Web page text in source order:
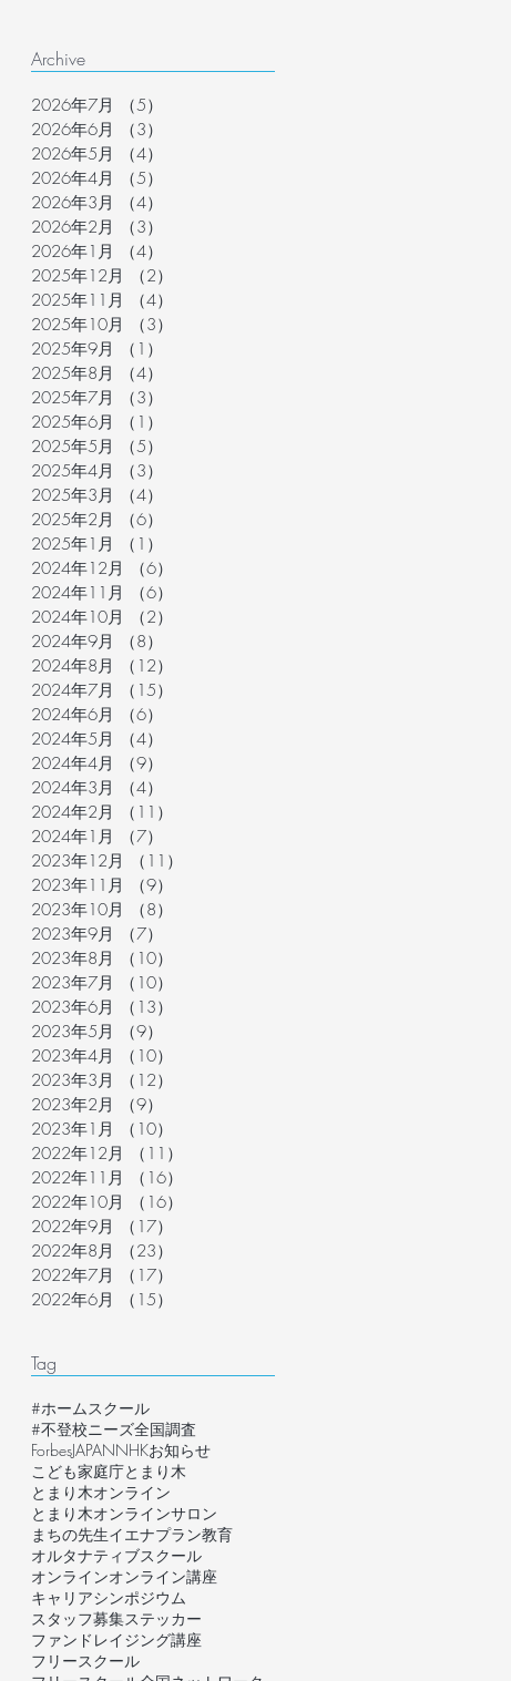
Archive
2026年7月 （5）
2026年6月
（3）
2026年5月
（4）
2026年4月
（5）
2026年3月
（4）
2026年2月
（3）
2026年1月
（4）
2025年12月
（2）
2025年11月
（4）
2025年10月
（3）
2025年9月
（1）
2025年8月
（4）
2025年7月
（3）
2025年6月
（1）
2025年5月
（5）
2025年4月
（3）
2025年3月
（4）
2025年2月
（6）
2025年1月
（1）
2024年12月
（6）
2024年11月
（6）
2024年10月
（2）
2024年9月
（8）
2024年8月
（12）
2024年7月
（15）
2024年6月
（6）
2024年5月
（4）
2024年4月
（9）
2024年3月
（4）
2024年2月
（11）
2024年1月
（7）
2023年12月
（11）
2023年11月
（9）
2023年10月
（8）
2023年9月
（7）
2023年8月
（10）
2023年7月
（10）
2023年6月
（13）
2023年5月
（9）
2023年4月
（10）
2023年3月
（12）
2023年2月
（9）
2023年1月
（10）
2022年12月
（11）
2022年11月
（16）
2022年10月
（16）
2022年9月
（17）
2022年8月
（23）
2022年7月
（17）
2022年6月
（15）
Tag
#ホームスクール
#不登校ニーズ全国調査
ForbesJAPANNHKお知らせ
こども家庭庁とまり木
とまり木オンライン
とまり木オンラインサロン
まちの先生イエナプラン教育
オルタナティブスクール
オンラインオンライン講座
キャリアシンポジウム
スタッフ募集ステッカー
ファンドレイジング講座
フリースクール